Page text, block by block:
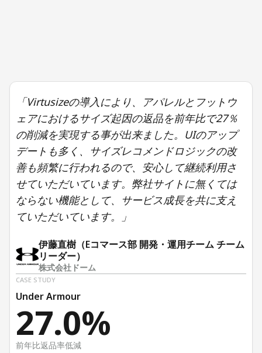
「Virtusizeの導入により、アパレルとフットウ
ェアにおけるサイズ起因の返品を前年比で27％
の削減を実現する事が出来ました。UIのアップ
デートも多く、サイズレコメンドロジックの改
善も頻繁に行われるので、安心して継続利用さ
せていただいています。弊社サイトに無くては
ならない機能として、サービス成長を共に支え
ていただいています。」
伊藤直樹（Eコマース部 開発・運用チーム チーム
リーダー）
株式会社ドーム
CASE STUDY
Under Armour
27.0%
前年比返品率低減